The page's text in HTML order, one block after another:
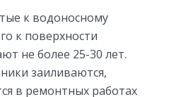
к водоносному
к поверхности
не более 25-30 лет.
заиливаются,
в ремонтных работах